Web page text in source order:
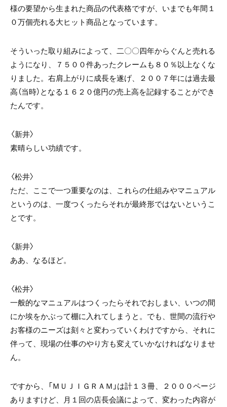
様の要望から生まれた商品の代表格ですが、いまでも年間１
０万個売れる大ヒット商品となっています。
そういった取り組みによって、二〇〇四年からぐんと売れる
ようになり、７５００件あったクレームも８０％以上なくな
りました。右肩上がりに成長を遂げ、２００７年には過去最
高（当時）となる１６２０億円の売上高を記録することができ
たんです。
〈新井〉
素晴らしい功績です。
〈松井〉
ただ、ここで一つ重要なのは、これらの仕組みやマニュアル
というのは、一度つくったらそれが最終形ではないというこ
とです。
〈新井〉
ああ、なるほど。
〈松井〉
一般的なマニュアルはつくったらそれでおしまい、いつの間
にか埃をかぶって棚に入れてしまうと。でも、世間の流行や
お客様のニーズは刻々と変わっていくわけですから、それに
伴って、現場の仕事のやり方も変えていかなければなりませ
ん。
ですから、「ＭＵＪＩＧＲＡＭ」は計１３冊、２０００ページ
ありますけど、月１回の店長会議によって、変わった内容が